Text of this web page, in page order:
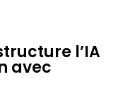
l’IA
avec